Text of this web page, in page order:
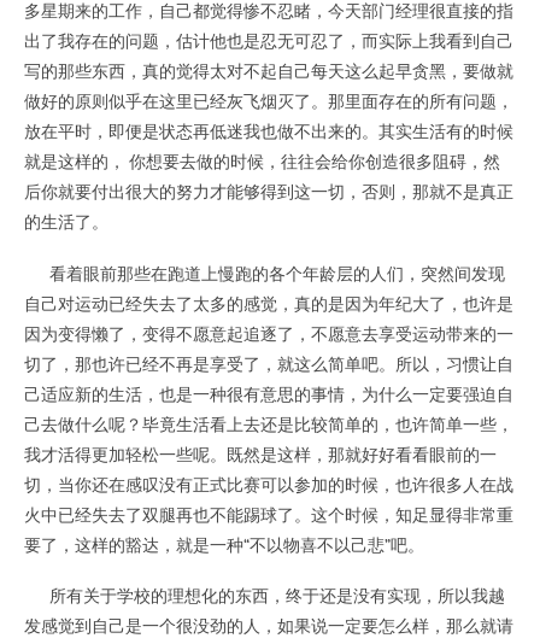
多星期来的工作，自己都觉得惨不忍睹，今天部门经理很直接的指
出了我存在的问题，估计他也是忍无可忍了，而实际上我看到自己
写的那些东西，真的觉得太对不起自己每天这么起早贪黑，要做就
做好的原则似乎在这里已经灰飞烟灭了。那里面存在的所有问题，
放在平时，即便是状态再低迷我也做不出来的。其实生活有的时候
就是这样的， 你想要去做的时候，往往会给你创造很多阻碍，然
后你就要付出很大的努力才能够得到这一切，否则，那就不是真正
的生活了。
看着眼前那些在跑道上慢跑的各个年龄层的人们，突然间发现
自己对运动已经失去了太多的感觉，真的是因为年纪大了，也许是
因为变得懒了，变得不愿意起追逐了，不愿意去享受运动带来的一
切了，那也许已经不再是享受了，就这么简单吧。所以，习惯让自
己适应新的生活，也是一种很有意思的事情，为什么一定要强迫自
己去做什么呢？毕竟生活看上去还是比较简单的，也许简单一些，
我才活得更加轻松一些呢。既然是这样，那就好好看看眼前的一
切，当你还在感叹没有正式比赛可以参加的时候，也许很多人在战
火中已经失去了双腿再也不能踢球了。这个时候，知足显得非常重
要了，这样的豁达，就是一种“不以物喜不以己悲”吧。
所有关于学校的理想化的东西，终于还是没有实现，所以我越
发感觉到自己是一个很没劲的人，如果说一定要怎么样，那么就请